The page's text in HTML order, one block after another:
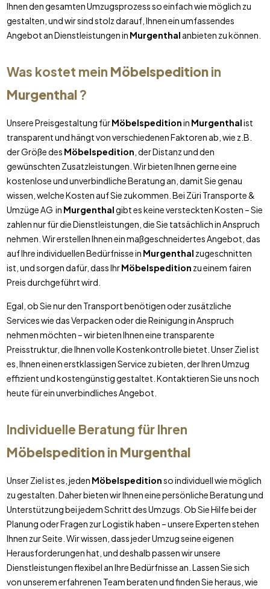
Ihnen den gesamten Umzugsprozess so einfach wie möglich zu
gestalten, und wir sind stolz darauf, Ihnen ein umfassendes
Angebot an Dienstleistungen in Murgenthal anbieten zu können.
Was kostet mein Möbelspeditionin
Murgenthal?
Unsere Preisgestaltung fürMöbelspeditionin Murgenthalist
transparent und hängt von verschiedenen Faktoren ab, wie z.B.
der Größe des Möbelspedition , der Distanz und den
gewünschten Zusatzleistungen. Wir bieten Ihnen gerne eine
kostenlose und unverbindliche Beratung an, damit Sie genau
wissen, welche Kosten auf Sie zukommen. Bei Züri Transporte &
Umzüge AG in Murgenthalgibt es keine versteckten Kosten – Sie
zahlen nur für die Dienstleistungen, die Sie tatsächlich in Anspruch
nehmen. Wir erstellen Ihnen ein maßgeschneidertes Angebot, das
auf Ihre individuellen Bedürfnisse in Murgenthal zugeschnitten
ist, und sorgen dafür, dass IhrMöbelspedition zu einem fairen
Preis durchgeführt wird.
Egal, ob Sie nur den Transport benötigen oder zusätzliche
Services wie das Verpacken oder die Reinigung in Anspruch
nehmen möchten – wir bieten Ihnen eine transparente
Preisstruktur, die Ihnen volle Kostenkontrolle bietet. Unser Ziel ist
es, Ihnen einen erstklassigen Service zu bieten, der Ihren Umzug
effizient und kostengünstig gestaltet. Kontaktieren Sie uns noch
heute für ein unverbindliches Angebot.
Individuelle Beratung für Ihren
Möbelspeditionin Murgenthal
Unser Ziel ist es, jeden Möbelspeditionso individuell wie möglich
zu gestalten. Daher bieten wir Ihnen eine persönliche Beratung und
Unterstützung bei jedem Schritt des Umzugs. Ob Sie Hilfe bei der
Planung oder Fragen zur Logistik haben – unsere Experten stehen
Ihnen zur Seite. Wir wissen, dass jeder Umzug seine eigenen
Herausforderungen hat, und deshalb passen wir unsere
Dienstleistungen flexibel an Ihre Bedürfnisse an. Lassen Sie sich
von unserem erfahrenen Team beraten und finden Sie heraus, wie